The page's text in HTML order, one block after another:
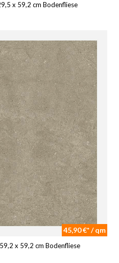
x 59,2 cm Bodenfliese
45,90 €* / qm
x 59,2 cm Bodenfliese